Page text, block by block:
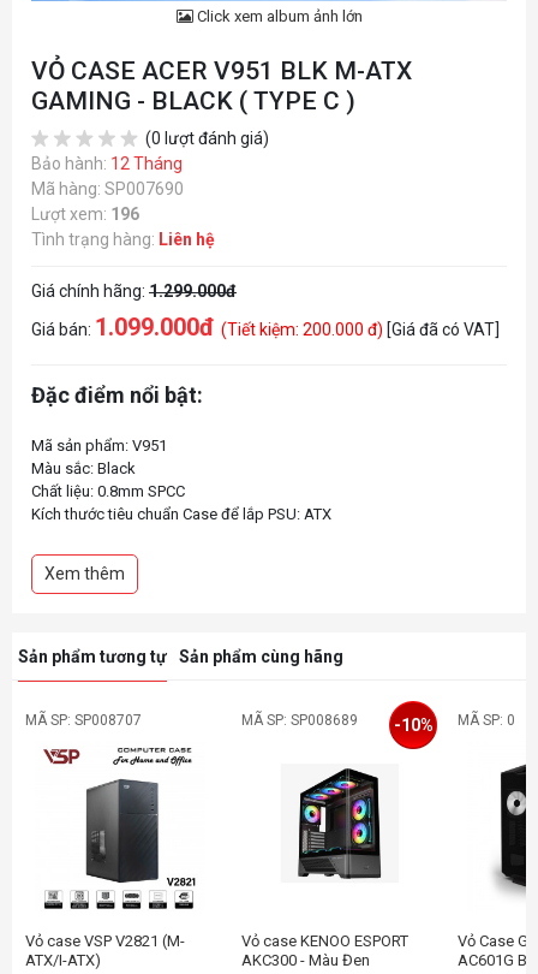
Click xem album ảnh lớn
VỎ CASE ACER V951 BLK M-ATX
GAMING - BLACK ( TYPE C )
(0 lượt đánh giá)
Bảo hành: 12 Tháng
Mã hàng: SP007690
Lượt xem: 196
Tình trạng hàng: Liên hệ
Giá chính hãng: 1.299.000đ
Giá bán: 1.099.000đ (Tiết kiệm: 200.000 đ) [Giá đã có VAT]
Đặc điểm nổi bật:
Mã sản phẩm: V951
Màu sắc: Black
Chất liệu: 0.8mm SPCC
Kích thước tiêu chuẩn Case để lắp PSU: ATX
Quạt tản nhiệt:
_Trên: 3 quạt 12CM hoặc 1 bộ tản nhiệt nước 360
_Dưới: 3 quạt 12CM hoặc 1 bộ tản nhiệt nước 240
Chiều dài thẻ VGA tối đa: 415MM
Kích thước vỏ case: L426*W285X*H368 MM
Xem thêm
Sản phẩm tương tự Sản phẩm cùng hãng
MÃ SP: SP008707
Vỏ case VSP V2821 (M-
ATX/I-ATX)
MÃ SP: SP008689
Vỏ case KENOO ESPORT
AKC300 - Màu Đen
-10% MÃ SP: 0
Vỏ Case
AC601G